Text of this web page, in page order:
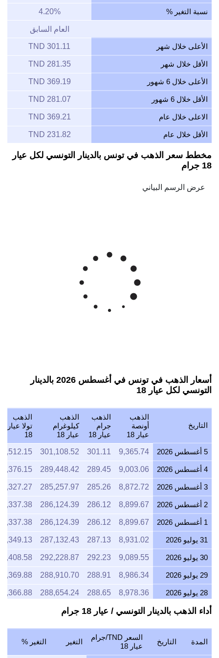
نسبة التغير % 4.20%
العام السابق
الأعلى خلال شهر 301.11 TND
الأقل خلال شهر 281.35 TND
الأعلى خلال 6 شهور 369.19 TND
الأقل خلال 6 شهور 281.07 TND
الاعلى خلال عام 369.21 TND
الأقل خلال عام 231.82 TND
مخطط سعر الذهب في تونس بالدينار التونسي لكل عيار
18 جرام
أسعار الذهب في تونس في أغسطس 2026 بالدينار
التونسي لكل عيار 18
التاريخ
الذهب
أونصة
عيار 18
الذهب
جرام
عيار 18
الذهب
كيلوغرام
عيار 18
الذهب
تولا عيار
18
5 أغسطس 2026 9,365.74
301.11
301,108.52
3,512.15
4 أغسطس 2026 9,003.06
289.45
289,448.42
3,376.15
3 أغسطس 2026 8,872.72
285.26
285,257.97
3,327.27
2 أغسطس 2026 8,899.67
286.12
286,124.39
3,337.38
1 أغسطس 2026 8,899.67
286.12
286,124.39
3,337.38
31 يوليو 2026 8,931.02
287.13
287,132.43
3,349.13
30 يوليو 2026 9,089.55
292.23
292,228.87
3,408.58
29 يوليو 2026 8,986.34
288.91
288,910.70
3,369.88
28 يوليو 2026 8,978.36
288.65
288,654.24
3,366.88
27 يوليو 2026 9,070.41
291.61
291,613.62
26 يوليو 2026 9,002.98
289.45
289,445.77
3,376.12
25 يوليو 2026 8,997.40
289,266.53
3,374.03
أداء الذهب بالدينار التونسي / عيار 18 جرام
المدة التاريخ
السعر TND/جرام
عيار 18
التغير التغير %